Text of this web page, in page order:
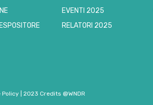
EVENTI 2025
RELATORI 2025
Policy 2023 Credits @WNDR